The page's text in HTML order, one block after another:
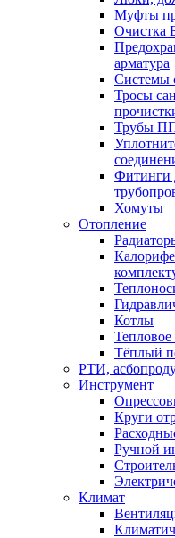
Муфты
арматура
Системы
Тросы
Трубы
Хомуты
Отопление
Котлы
Тёплый
РТИ,
Инструмент
Круги
Ручной
Климат